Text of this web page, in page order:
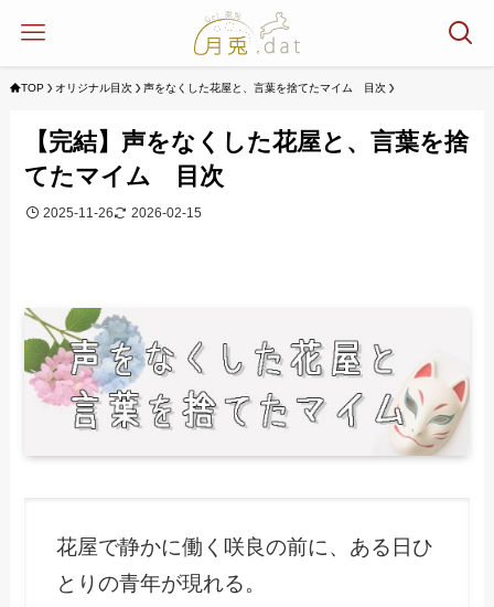
TOP オリジナル目次 声をなくした花屋と、言葉を捨てたマイム 目次
【完結】声をなくした花屋と、言葉を捨
てたマイム 目次
2025-11-26 2026-02-15
花屋で静かに働く咲良の前に、ある日ひ
とりの青年が現れる。